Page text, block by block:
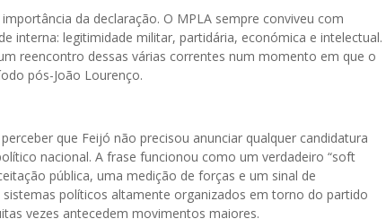
da declaração. O MPLA sempre conviveu com
interna: legitimidade militar, partidária, económica e intelectual.
reencontro dessas várias correntes num momento em que o
pós-João Lourenço.
que Feijó não precisou anunciar qualquer candidatura
nacional. A frase funcionou como um verdadeiro “soft
pública, uma medição de forças e um sinal de
sistemas políticos altamente organizados em torno do partido
vezes antecedem movimentos maiores.